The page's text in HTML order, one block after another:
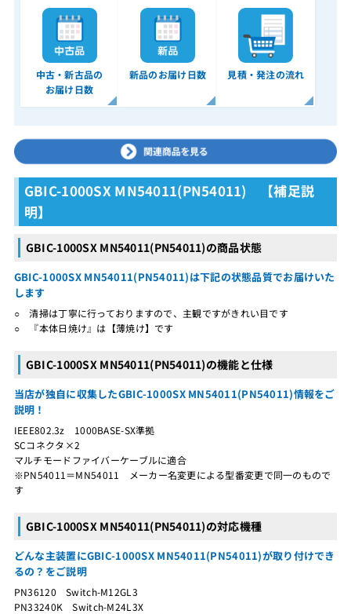
中古・新古品の
お届け日数
新品のお届け日数 見積・発注の流れ
GBIC-1000SX MN54011(PN54011) 【補足説
明】
GBIC-1000SX MN54011(PN54011)の商品状態
GBIC-1000SX MN54011(PN54011)は下記の状態品質でお届けいた
します
○ 清掃は丁寧に行っておりますので、主観ですがきれい目です
○ 『本体日焼け』は【薄焼け】です
GBIC-1000SX MN54011(PN54011)の機能と仕様
当店が独自に収集したGBIC-1000SX MN54011(PN54011)情報をご
説明！
IEEE802.3z 1000BASE-SX準拠
SCコネクタ×2
マルチモードファイバーケーブルに適合
※PN54011＝MN54011 メーカー名変更による型番変更で同一のもので
す
GBIC-1000SX MN54011(PN54011)の対応機種
どんな主装置にGBIC-1000SX MN54011(PN54011)が取り付けでき
るの？をご説明
PN36120 Switch-M12GL3
PN33240K Switch-M24L3X